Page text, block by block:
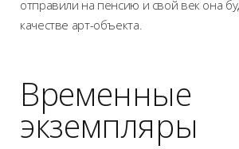
отправили на пенсию и свой век она
качестве арт-объекта.
Временные
экземпляры